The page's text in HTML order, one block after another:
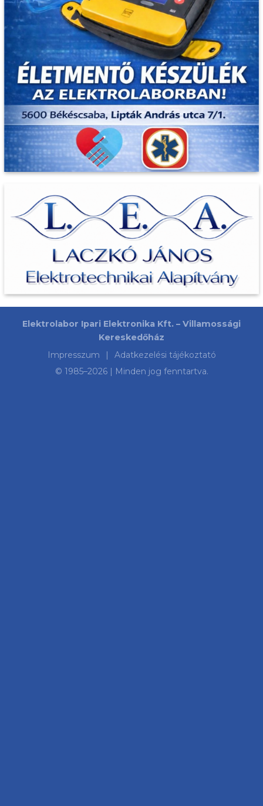
Elektrolabor Ipari Elektronika Kft. – Villamossági
Kereskedőház
Impresszum
|
Adatkezelési tájékoztató
© 1985–2026| Minden jog fenntartva.